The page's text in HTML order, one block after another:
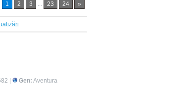
1 2 3 ... 23 24 »
| Gen: Aventura